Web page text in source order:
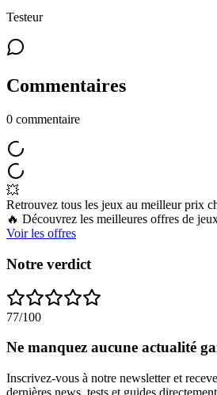
Testeur
Commentaires
0 commentaire
💥
Retrouvez tous les jeux au meilleur prix
🔥 Découvrez les meilleures offres de
Voir les offres
Notre verdict
77/100
Ne manquez aucune actualité
Inscrivez-vous à notre newsletter et